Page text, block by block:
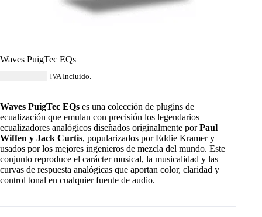
Waves PuigTec EQs
IVA Incluido.
Waves PuigTec EQs es una colección de plugins de
ecualización que emulan con precisión los legendarios
ecualizadores analógicos diseñados originalmente porPaul
Wiffen y Jack Curtis, popularizados por Eddie Kramer y
usados por los mejores ingenieros de mezcla del mundo. Este
conjunto reproduce el carácter musical, la musicalidad y las
curvas de respuesta analógicas que aportan color, claridad y
control tonal en cualquier fuente de audio.